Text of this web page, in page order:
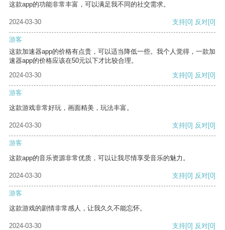
这款app的功能非常丰富，可以满足我不同的社交需求。
2024-03-30 支持[0] 反对[0]
游客
这款加速器app的价格有点贵，可以适当降低一些。我个人觉得，一款加
速器app的价格应该在50元以下才比较合理。
2024-03-30
支持[0] 反对[0]
游客
这款游戏非常好玩，画面精美，玩法丰富。
2024-03-30 支持[0] 反对[0]
游客
这款app的音乐资源非常优质，可以让我尽情享受音乐的魅力。
2024-03-30 支持[0] 反对[0]
游客
这款游戏的剧情非常感人，让我久久不能忘怀。
2024-03-30 支持[0] 反对[0]